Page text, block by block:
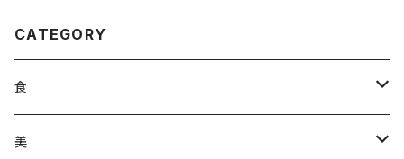
CATEGORY
食
調味料
美